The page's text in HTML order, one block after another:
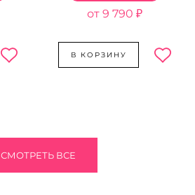
9 790 ₽
В КОРЗИНУ
СМОТРЕТЬ ВСЕ